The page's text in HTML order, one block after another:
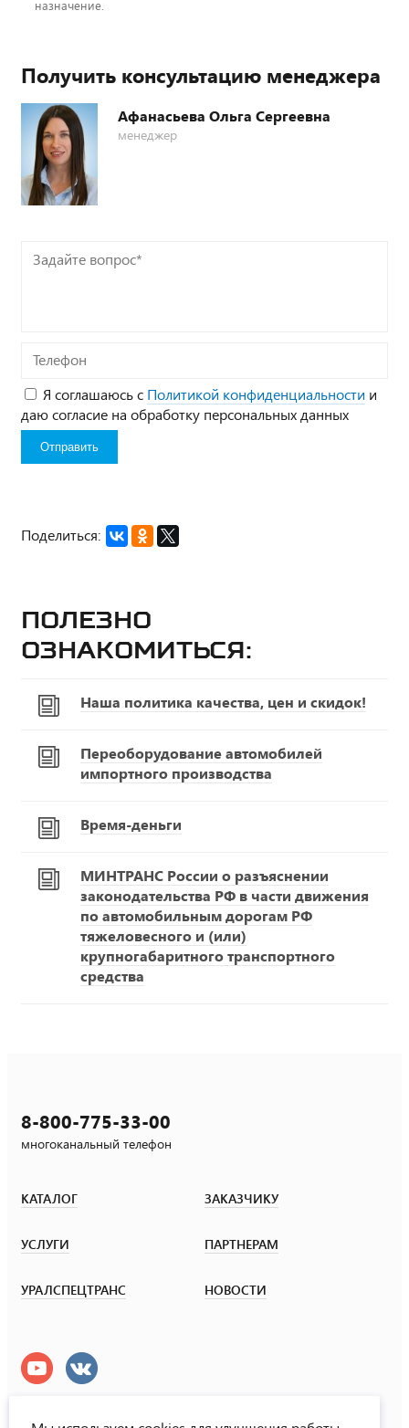
назначение.
Получить консультацию менеджера
Афанасьева Ольга Сергеевна
менеджер
Задайте
вопрос*
Телефон
Я соглашаюсь с Политикой конфиденциальности и
даю согласие на обработку персональных данных
Поделиться:
Полезно
ознакомиться:
Наша политика качества, цен и скидок!
Переоборудование автомобилей
импортного производства
Время-деньги
МИНТРАНС России о разъяснении
законодательства РФ в части движения
по автомобильным дорогам РФ
тяжеловесного и (или)
крупногабаритного транспортного
средства
8-800-775-33-00
многоканальный телефон
КАТАЛОГ ЗАКАЗЧИКУ
УСЛУГИ ПАРТНЕРАМ
УРАЛСПЕЦТРАНС НОВОСТИ